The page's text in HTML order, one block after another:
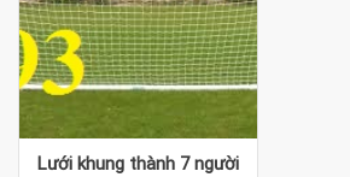
Lưới khung thành 7 người